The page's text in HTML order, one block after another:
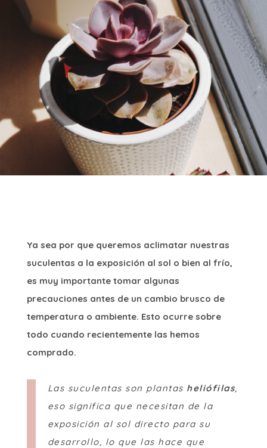
Ya sea por que queremos aclimatar nuestras
suculentas a la exposición al sol o bien al frío,
es muy importante tomar algunas
precauciones antes de un cambio brusco de
temperatura o ambiente. Esto ocurre sobre
todo cuando recientemente las hemos
comprado.
Las suculentas son plantas heliófilas
eso significa que necesitan de la
exposición al sol directo para su
desarrollo, lo que las hace que